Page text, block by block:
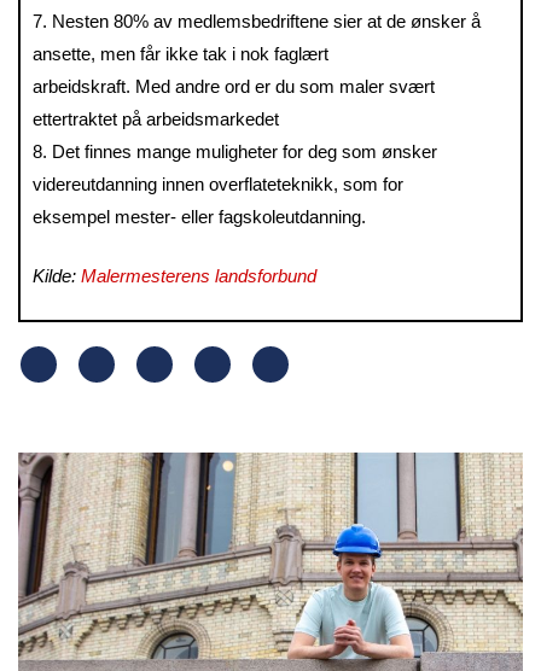
7. Nesten 80% av medlemsbedriftene sier at de ønsker å
ansette, men får ikke tak i nok faglært
arbeidskraft. Med andre ord er du som maler svært
ettertraktet på arbeidsmarkedet
8. Det finnes mange muligheter for deg som ønsker
videreutdanning innen overflateteknikk, som for
eksempel mester- eller fagskoleutdanning.
Kilde: Malermesterens landsforbund